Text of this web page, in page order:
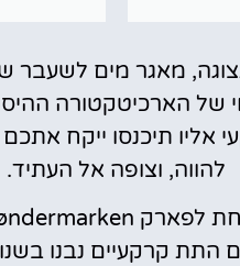
מאגר מים לשעבר
של הארכיטקטורה
אליו תיכנסו ייקח
להווה, וצופה אל העתיד.